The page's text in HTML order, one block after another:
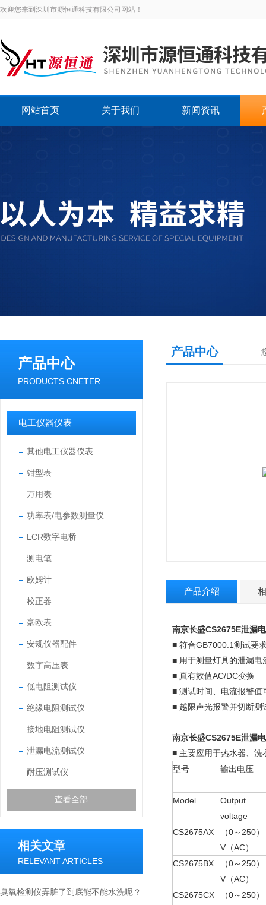
欢迎您来到深圳市源恒通科技有限公司网站！
网站首页 关于我们 新闻资讯
产品中心
PRODUCTS CNETER
电工仪器仪表
其他电工仪器仪表
钳型表
万用表
功率表/电参数测量仪
LCR数字电桥
测电笔
欧姆计
校正器
毫欧表
安规仪器配件
数字高压表
低电阻测试仪
绝缘电阻测试仪
接地电阻测试仪
泄漏电流测试仪
耐压测试仪
查看全部
相关文章
RELEVANT ARTICLES
臭氧检测仪弄脏了到底能不能水洗呢？
产品中心
产品介绍
南京长盛CS2675E泄漏
■ 符合GB7000.1测试要
■ 用于测量灯具的泄漏电
■ 真有效值AC/DC变换
■ 测试时间、电流报警值
■ 越限声光报警并切断测
南京长盛CS2675E泄漏
■ 主要应用于热水器、洗
型号
输出电压
Model
Output
voltage
CS2675AX
（0～250）
V（AC）
CS2675BX
（0～250）
V（AC）
CS2675CX
（0～250）